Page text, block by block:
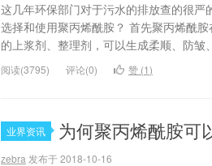
这几年环保部门对于污水的排放查的很
选择和使用聚丙烯酰胺？ 首先聚丙烯酰
的上浆剂、整理剂，可以生成柔顺、防皱
阅读(3795) 评论(0) 赞 (1)
业界资讯 为何聚丙烯酰胺可
zebra 发布于 2018-10-16